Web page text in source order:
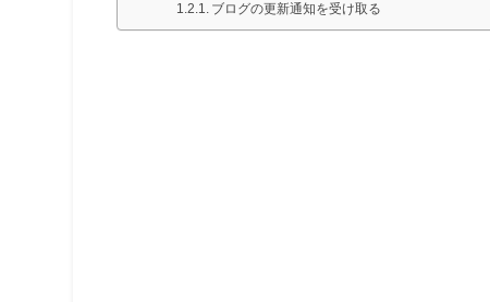
ブログの更新通知を受け取る